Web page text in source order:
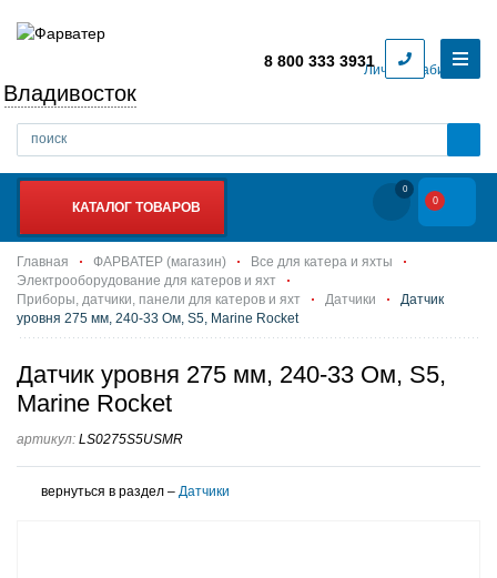
Личный кабинет
Владивосток
8 800 333 3931
КАТАЛОГ ТОВАРОВ
0
0
Главная ФАРВАТЕР (магазин)
Все для катера и яхты
Электрооборудование для катеров и яхт
Приборы, датчики, панели для катеров и яхт
Датчики
Датчик
уровня 275 мм, 240-33 Ом, S5, Marine Rocket
Датчик уровня 275 мм, 240-33 Ом, S5,
Marine Rocket
артикул: LS0275S5USMR
вернуться в раздел – Датчики